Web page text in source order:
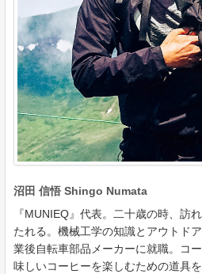
沼田 信悟 Shingo Numata
『MUNIEQ』代表。二十歳の時、訪
たれる。機械工学の知識とアウトド
業後自転車部品メーカーに就職。コ
味しいコーヒーを楽しむための道具